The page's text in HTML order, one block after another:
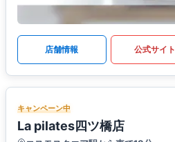
店舗情報 公式サイト
キャンペーン中
La pilates四ツ橋店